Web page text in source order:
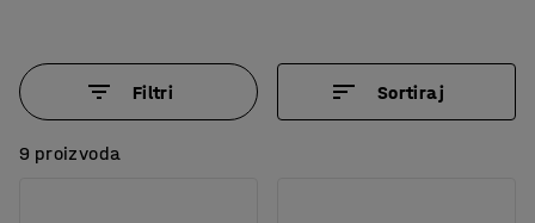
Filtri Sortiraj
9 proizvoda